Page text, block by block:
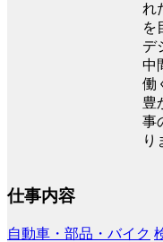
れ
を
デ
中
働
豊
事
り
仕事内容
自動車・部品・バイク